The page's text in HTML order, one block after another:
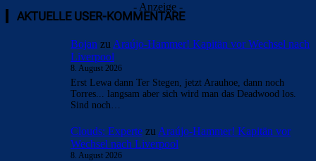
- Anzeige -
AKTUELLE USER-KOMMENTARE
Bojan zu Araújo-Hammer! Kapitän vor Wechsel nach
Liverpool
8. August 2026
Erst Lewa dann Ter Stegen, jetzt Arauhoe, dann noch
Torres... langsam aber sich wird man das Deadwood los.
Sind noch…
Clouds: Experte zu Araújo-Hammer! Kapitän vor
Wechsel nach Liverpool
8. August 2026